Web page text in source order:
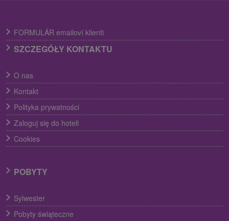
FORMULÁR emailoví klienti
SZCZEGÓŁY KONTAKTU
O nas
Kontakt
Polityka prywatności
Zaloguj się do hoteli
Cookies
POBYTY
Sylwester
Pobyty świąteczne